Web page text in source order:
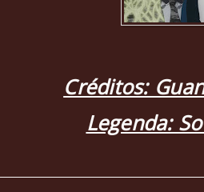
Créditos:
Legenda: